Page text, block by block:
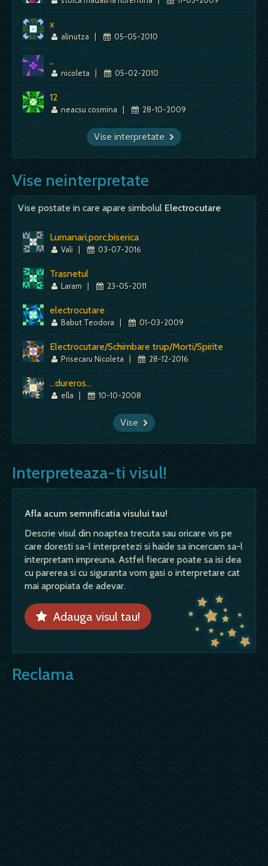
x
alinutza | 05-05-2010
,,
nicoleta | 05-02-2010
12
neacsu cosmina | 28-10-2009
Vise interpretate
Vise neinterpretate
Vise postate in care apare simbolul Electrocutare
Lumanari,porc,biserica
Vali | 03-07-2016
Trasnetul
Laram | 23-05-2011
electrocutare
Babut Teodora | 01-03-2009
Electrocutare/Schimbare trup/Morti/Spirite
Prisecaru Nicoleta | 28-12-2016
...dureros...
ella | 10-10-2008
Vise
Interpreteaza-ti visul!
Afla acum semnificatia visului tau!
Descrie visul din noaptea trecuta sau oricare vis pe
care doresti sa-l interpretezi si haide sa incercam sa-l
interpretam impreuna. Astfel fiecare poate sa isi dea
cu parerea si cu siguranta vom gasi o interpretare cat
mai apropiata de adevar.
Adauga visul tau!
Reclama